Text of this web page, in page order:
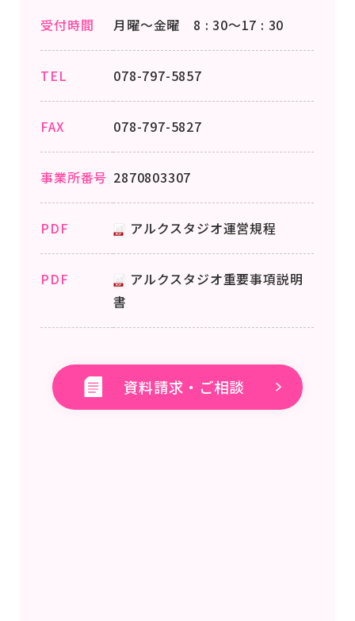
受付時間 月曜～金曜 8 : 30～17 : 30
TEL 078-797-5857
FAX 078-797-5827
事業所番号 2870803307
PDF アルクスタジオ運営規程
PDF
アルクスタジオ重要事項説明
書
資料請求・ご相談